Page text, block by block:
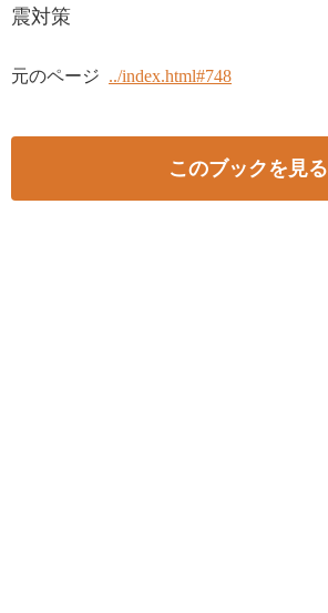
震対策
元のページ ../index.html#748
このブックを見る